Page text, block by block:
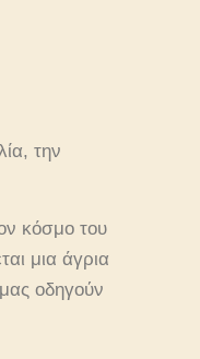
την
κόσμο του
μια άγρια
οδηγούν